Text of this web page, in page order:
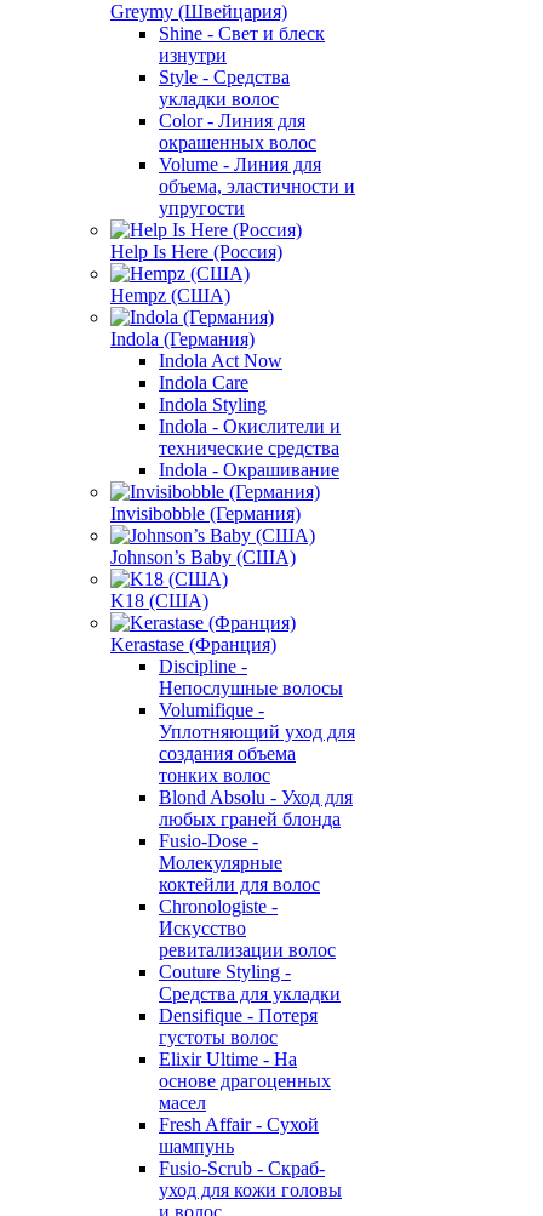
Greymy (Швейцария)
Shine - Свет и блеск
изнутри
Style - Средства
укладки волос
Color - Линия для
окрашенных волос
Volume - Линия для
объема, эластичности и
упругости
Help Is Here (Россия)
Hempz (США)
Indola (Германия)
Indola Act Now
Indola Care
Indola Styling
Indola - Окислители и
технические средства
Indola - Окрашивание
Invisibobble (Германия)
Johnson’s Baby (США)
K18 (США)
Kerastase (Франция)
Discipline -
Непослушные волосы
Volumifique -
Уплотняющий уход для
создания объема
тонких волос
Blond Absolu - Уход для
любых граней блонда
Fusio-Dose -
Молекулярные
коктейли для волос
Chronologiste -
Искусство
ревитализации волос
Couture Styling -
Средства для укладки
Densifique - Потеря
густоты волос
Elixir Ultime - На
основе драгоценных
масел
Fresh Affair - Сухой
шампунь
Fusio-Scrub - Скраб-
уход для кожи головы
и волос